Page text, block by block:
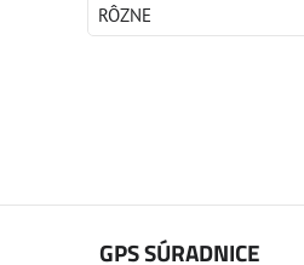
RÔZNE
GPS SÚRADNICE